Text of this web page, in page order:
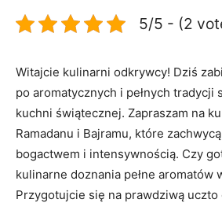
5/5 - (2
Witajcie kulinarni odkrywcy! Dziś
po ⁤aromatycznych i ‍pełnych tradycji
kuchni świątecznej. ⁣Zapraszam​ na​
Ramadanu i Bajramu, które
⁢bogactwem i intensywnością. Czy
kulinarne doznania pełne aromatów
Przygotujcie się na⁣ prawdziwą uczto